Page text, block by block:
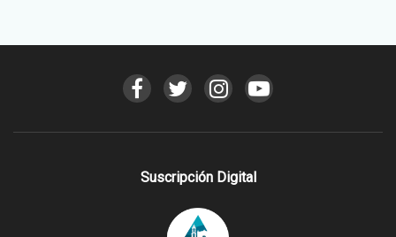
Suscripción Digital